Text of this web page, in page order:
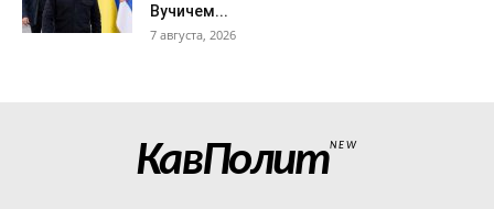
Вучичем...
7 августа, 2026
КавПолитNEW